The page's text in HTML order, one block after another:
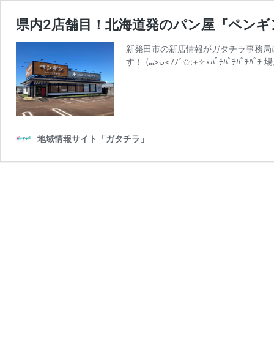
県内2店舗目！北海道発のパン屋『ペン
新発田市の新店情報がガタチラ事務
す！ (⑉>ᴗ<ﾉﾉﾞ✩:+✧︎⋆ﾊﾟﾁﾊﾟﾁﾊﾟﾁﾊﾟﾁ
地域情報サイト「ガタチラ」